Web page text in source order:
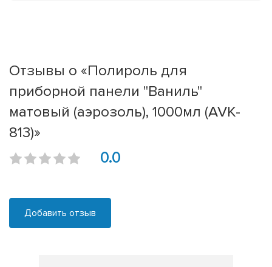
Отзывы о «Полироль для
приборной панели "Ваниль"
матовый (аэрозоль), 1000мл (AVK-
813)»
0.0
Добавить отзыв